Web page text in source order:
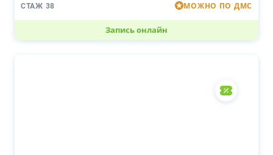
СТАЖ 38 МОЖНО ПО ДМС
Запись онлайн